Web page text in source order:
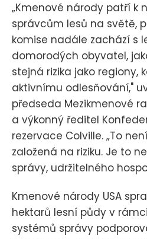
„Kmenové národy patří k
správcům lesů na světě,
komise nadále zachází s
domorodých obyvatel,
stejná rizika jako regiony,
aktivnímu odlesňování,"
předseda Mezikmenové
a výkonný ředitel
rezervace Colville. „To
založená na riziku. Je to
správy, udržitelného
Kmenové národy USA
hektarů lesní půdy v
systémů správy